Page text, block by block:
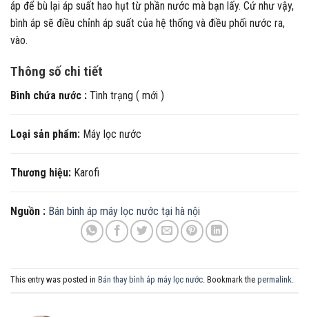
áp để bù lại áp suất hao hụt từ phần nước mà bạn lấy. Cứ như vậy,
bình áp sẽ điều chỉnh áp suất của hệ thống và điều phối nước ra,
vào.
Thông số chi tiết
Bình chứa nước : Tình trạng ( mới )
Loại sản phẩm: Máy lọc nước
Thương hiệu: Karofi
Nguồn : Bán bình áp máy lọc nước tại hà nội
This entry was posted in Bán thay bình áp máy lọc nước. Bookmark the permalink.